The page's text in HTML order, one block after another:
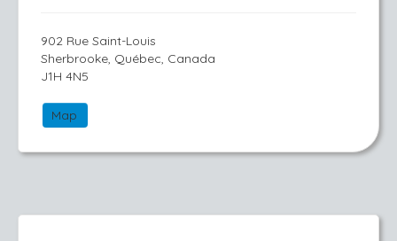
902 Rue Saint-Louis
Sherbrooke, Québec, Canada
J1H 4N5
Map